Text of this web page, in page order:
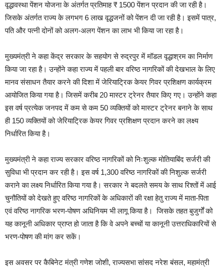
वृद्धावस्था पेंशन योजना के अंतर्गत प्रतिमाह ₹ 1500 पेंशन प्रदान की जा रही है।
जिसके अंतर्गत राज्य के लगभग 6 लाख वृद्धजनों को पेंशन दी जा रही है। इसमें पात्र,
पति और पत्नी दोनों को अलग-अलग पेंशन का लाभ भी किया जा रहा है।
मुख्यमंत्री ने कहा केंद्र सरकार के सहयोग से रुद्रपुर में मॉडल वृद्धाश्रम का निर्माण
किया जा रहा है। उन्होंने कहा राज्य में पहली बार वरिष्ठ नागरिकों की देखभाल के लिए
मानव संसाधन तैयार करने की दिशा में जेरियाट्रिक केयर गिवर प्रशिक्षण कार्यक्रम
आयोजित किया गया है। जिसमें करीब 20 मास्टर ट्रेनर तैयार किए गए। उन्होंने कहा
इस वर्ष प्रत्येक जनपद में कम से कम 50 व्यक्तियों को मास्टर ट्रेनर बनाने के साथ
ही 150 व्यक्तियों को जेरियाट्रिक केयर गिवर प्रशिक्षण प्रदान करने का लक्ष्य
निर्धारित किया है।
मुख्यमंत्री ने कहा राज्य सरकार वरिष्ठ नागरिकों को निःशुल्क मोतियाबिंद सर्जरी की
सुविधा भी प्रदान कर रही है। इस वर्ष 1,300 वरिष्ठ नागरिकों की निशुल्क सर्जरी
कराने का लक्ष्य निर्धारित किया गया है। सरकार ने बदलते समय के साथ रिश्तों में आई
चुनौतियों को देखते हुए वरिष्ठ नागरिकों के अधिकारों की रक्षा हेतु राज्य में माता-पिता
एवं वरिष्ठ नागरिक भरण-पोषण अधिनियम भी लागू किया है। जिसके तहत बुजुर्गों को
यह कानूनी अधिकार प्राप्त हो जाता है कि वे अपने बच्चों या कानूनी उत्तराधिकारियों से
भरण-पोषण की मांग कर सकें।
इस अवसर पर कैबिनेट मंत्री गणेश जोशी, राज्यसभा सांसद नरेश बंसल, महामंत्री